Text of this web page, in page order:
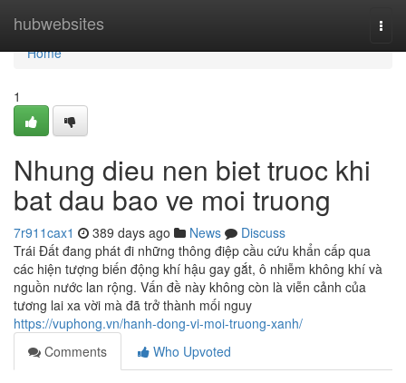
hubwebsites
Home
Home
1
Nhung dieu nen biet truoc khi
bat dau bao ve moi truong
7r911cax1 389 days ago News
Discuss
Trái Đất đang phát đi những thông điệp cầu cứu khẩn cấp qua
các hiện tượng biến động khí hậu gay gắt, ô nhiễm không khí và
nguồn nước lan rộng. Vấn đề này không còn là viễn cảnh của
tương lai xa vời mà đã trở thành mối nguy
https://vuphong.vn/hanh-dong-vi-moi-truong-xanh/
Comments
Who Upvoted